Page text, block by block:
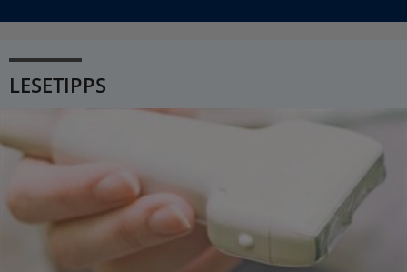
LESETIPPS